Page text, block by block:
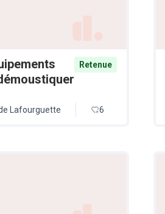
Retenue
Lafourguette 6